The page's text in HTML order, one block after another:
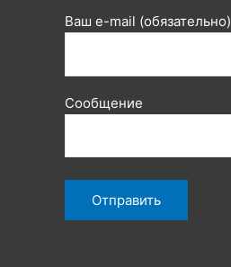
Ваш e-mail (обязательно)
Сообщение